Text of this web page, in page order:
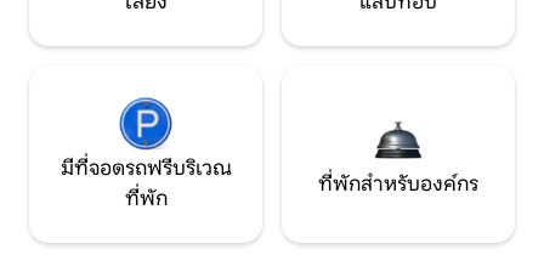
มีที่จอดรถฟรีบริเวณ
ที่พัก
ที่พักสำหรับองค์กร